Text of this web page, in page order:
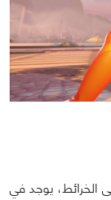
الخرائط، يوجد في